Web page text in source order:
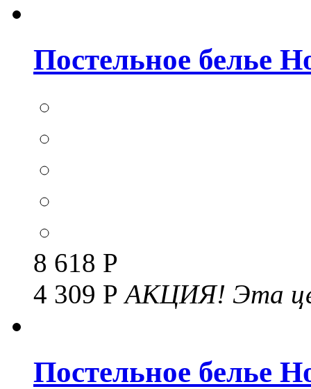
Постельное белье
8 618 Р
4 309 РАКЦИЯ! Эта
Постельное белье